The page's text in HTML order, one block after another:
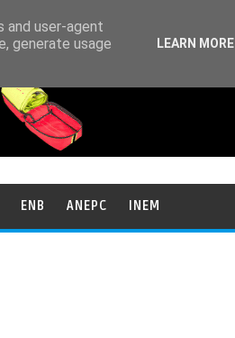
ENB ANEPC INEM
and user-agent
generate usage
LEARN MORE